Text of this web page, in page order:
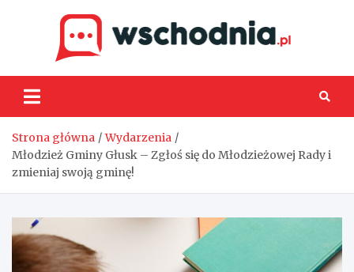
Strona główna
Wydarzenia
Młodzież Gminy Głusk – Zgłoś się do Młodzieżowej Rady i
zmieniaj swoją gminę!